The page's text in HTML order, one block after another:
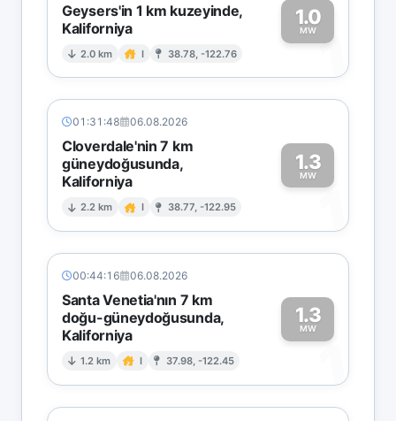
Geysers'in 1 km kuzeyinde,
Kaliforniya
2.0 km I 38.78, -122.76
1.0
MW1
01:31:48 06.08.2026
Cloverdale'nin 7 km
güneydoğusunda,
Kaliforniya
2.2 km I 38.77, -122.95
1.3
MW
1
00:44:16 06.08.2026
Santa Venetia'nın 7 km
doğu-güneydoğusunda,
Kaliforniya
1.2 km I 37.98, -122.45
1.3
MW
1